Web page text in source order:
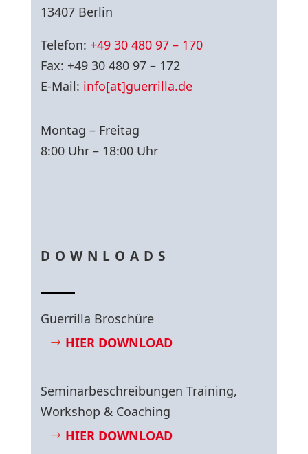
13407 Berlin
Telefon: +49 30 480 97 – 170
Fax: +49 30 480 97 – 172
E-Mail: info[at]guerrilla.de
Montag – Freitag
8:00 Uhr – 18:00 Uhr
DOWNLOADS
Guerrilla Broschüre
HIER DOWNLOAD
Seminarbeschreibungen Training,
Workshop & Coaching
HIER DOWNLOAD